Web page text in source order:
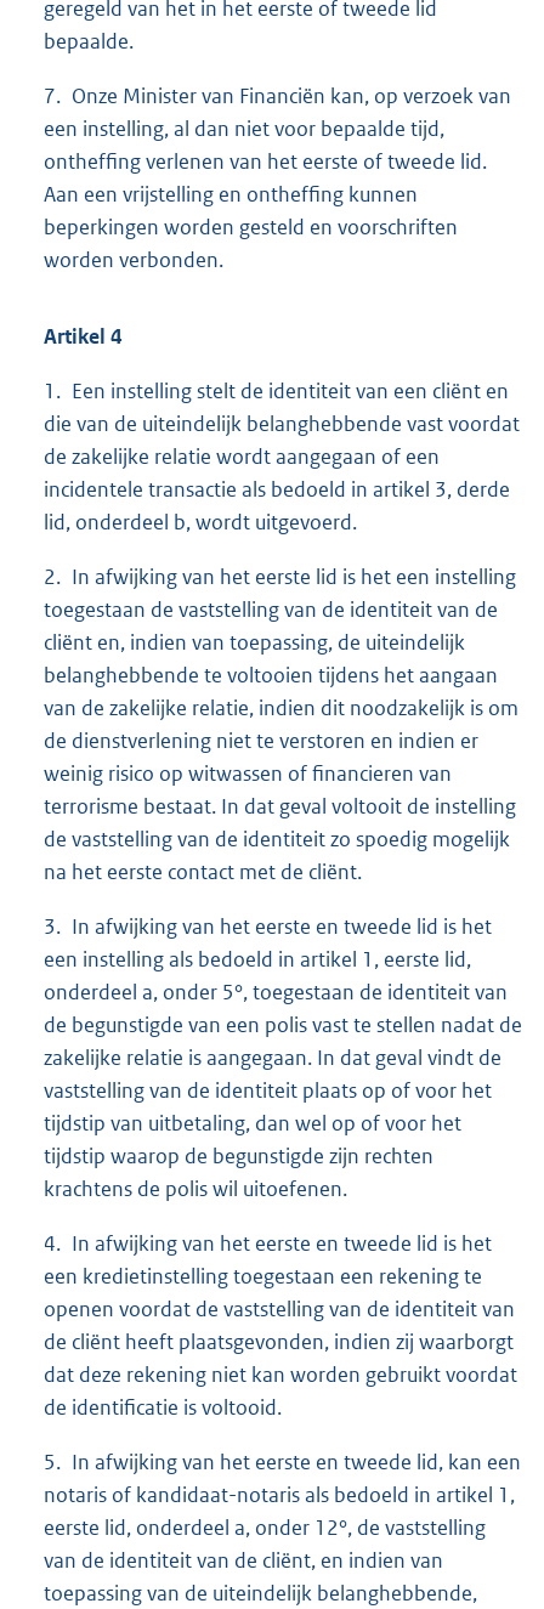
geregeld van het in het eerste of tweede lid
bepaalde.
7. Onze Minister van Financiën kan, op verzoek van
een instelling, al dan niet voor bepaalde tijd,
ontheffing verlenen van het eerste of tweede lid.
Aan een vrijstelling en ontheffing kunnen
beperkingen worden gesteld en voorschriften
worden verbonden.
Artikel 4
1. Een instelling stelt de identiteit van een cliënt en
die van de uiteindelijk belanghebbende vast voordat
de zakelijke relatie wordt aangegaan of een
incidentele transactie als bedoeld in artikel 3, derde
lid, onderdeel b, wordt uitgevoerd.
2. In afwijking van het eerste lid is het een instelling
toegestaan de vaststelling van de identiteit van de
cliënt en, indien van toepassing, de uiteindelijk
belanghebbende te voltooien tijdens het aangaan
van de zakelijke relatie, indien dit noodzakelijk is om
de dienstverlening niet te verstoren en indien er
weinig risico op witwassen of financieren van
terrorisme bestaat. In dat geval voltooit de instelling
de vaststelling van de identiteit zo spoedig mogelijk
na het eerste contact met de cliënt.
3. In afwijking van het eerste en tweede lid is het
een instelling als bedoeld in artikel 1, eerste lid,
onderdeel a, onder 5°, toegestaan de identiteit van
de begunstigde van een polis vast te stellen nadat de
zakelijke relatie is aangegaan. In dat geval vindt de
vaststelling van de identiteit plaats op of voor het
tijdstip van uitbetaling, dan wel op of voor het
tijdstip waarop de begunstigde zijn rechten
krachtens de polis wil uitoefenen.
4. In afwijking van het eerste en tweede lid is het
een kredietinstelling toegestaan een rekening te
openen voordat de vaststelling van de identiteit van
de cliënt heeft plaatsgevonden, indien zij waarborgt
dat deze rekening niet kan worden gebruikt voordat
de identificatie is voltooid.
5. In afwijking van het eerste en tweede lid, kan een
notaris of kandidaat-notaris als bedoeld in artikel 1,
eerste lid, onderdeel a, onder 12°, de vaststelling
van de identiteit van de cliënt, en indien van
toepassing van de uiteindelijk belanghebbende,